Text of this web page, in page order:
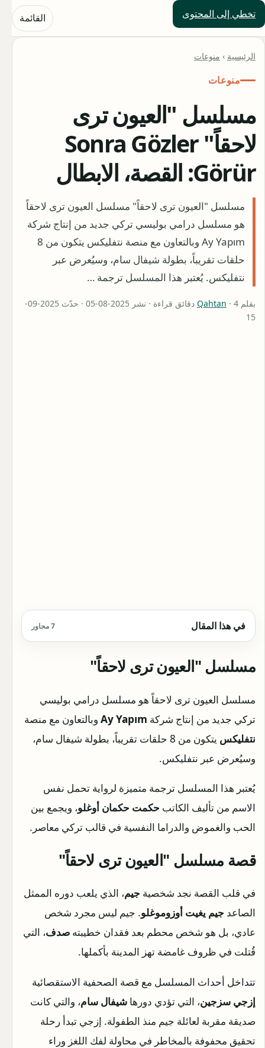
تخطي إلى المحتوى
حلول العالم القائمة
الرئيسية › منوعات
منوعات
مسلسل "العيون ترى
لاحقاً" Sonra Gözler
Görür: القصة، الابطال
مسلسل "العيون ترى لاحقاً" مسلسل العيون ترى لاحقاً
هو مسلسل درامي بوليسي تركي جديد من إنتاج شركة
Ay Yapım وبالتعاون مع منصة نتفليكس يتكون من 8
حلقات تقريباً، بطولة شيفال سام، وسيُعرض عبر
نتفليكس. يُعتبر هذا المسلسل ترجمة …
بقلم Qahtan
· 4 دقائق قراءة · نشر 2025-08-05 · حدّث 2025-09-
15
في هذا المقال 7 محاور
مسلسل "العيون ترى لاحقاً"
مسلسل العيون ترى لاحقاً هو مسلسل درامي بوليسي
تركي جديد من إنتاج شركة Ay Yapım وبالتعاون مع منصة
نتفليكس
يتكون من 8 حلقات تقريباً، بطولة شيفال سام،
وسيُعرض عبر نتفليكس.
يُعتبر هذا المسلسل ترجمة متميزة لرواية تحمل نفس
الاسم من تأليف الكاتب حكمت حكمان أوغلو، ويجمع بين
الحب والغموض والدراما النفسية في قالب تركي معاصر.
قصة مسلسل "العيون ترى لاحقاً"
في قلب القصة نجد شخصية جيم، الذي يلعب دوره الممثل
الصاعد جيم يغيت أوزوموغلو. جيم ليس مجرد شخص
عادي، بل هو شخص محطم بعد فقدان خطيبته صدف، التي
قُتلت في ظروف غامضة تهز المدينة بأكملها.
تتداخل أحداث المسلسل مع قصة الصحفية الاستقصائية
إزجي سزجين، التي تؤدي دورها شيفال سام، والتي كانت
صديقة مقربة لعائلة جيم منذ الطفولة. إزجي تبدأ رحلة
تحقيق محفوفة بالمخاطر في محاولة لفك اللغز وراء